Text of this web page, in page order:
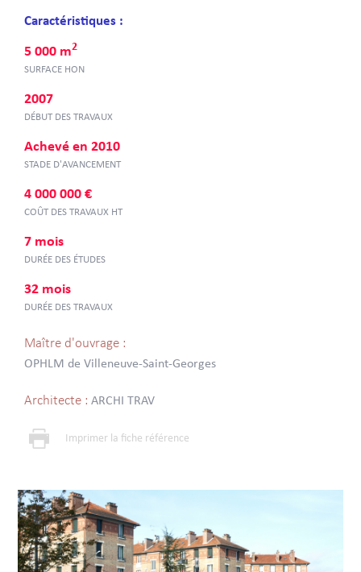
Caractéristiques :
5 000 m2
SURFACE HON
2007
DÉBUT DES TRAVAUX
Achevé en 2010
STADE D'AVANCEMENT
4 000 000 €
COÛT DES TRAVAUX HT
7 mois
DURÉE DES ÉTUDES
32 mois
DURÉE DES TRAVAUX
Maître d'ouvrage :
OPHLM de Villeneuve-Saint-Georges
Architecte : ARCHI TRAV
Imprimer la fiche référence